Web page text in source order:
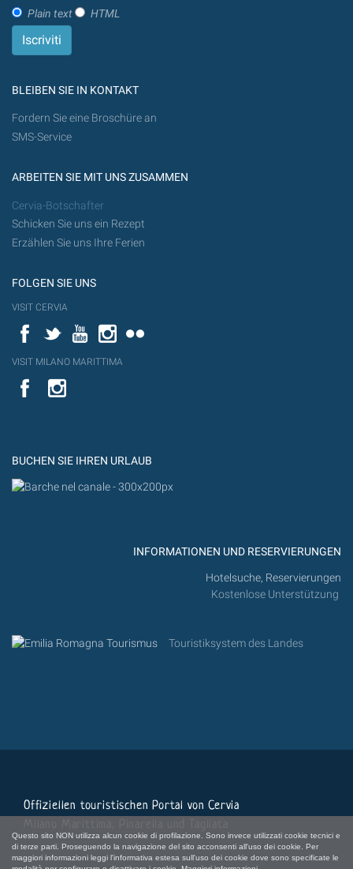
Questo sito NON utilizza alcun cookie di profilazione. Sono invece utilizzati cookie tecnici e
di terze parti. Proseguendo la navigazione del sito acconsenti all'uso dei cookie. Per
maggiori informazioni leggi l'informativa estesa sull'uso dei cookie dove sono specificate le
Plain text HTML
BLEIBEN SIE IN KONTAKT
Fordern Sie eine Broschüre an
SMS-Service
ARBEITEN SIE MIT UNS ZUSAMMEN
Cervia-Botschafter
Schicken Sie uns ein Rezept
Erzählen Sie uns Ihre Ferien
FOLGEN SIE UNS
VISIT CERVIA
FacebookTwitterYouTubeInstagram
VISIT MILANO MARITTIMA
YouTube
BUCHEN SIE IHREN URLAUB
INFORMATIONEN UND RESERVIERUNGEN
Hotelsuche, Reservierungen
Kostenlose Unterstützung
Touristiksystem des Landes
Offiziellen touristischen Portal von Cervia